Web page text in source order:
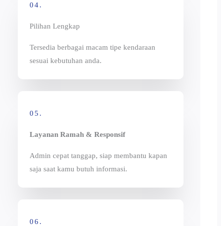
04.
Pilihan Lengkap
Tersedia berbagai macam tipe kendaraan
sesuai kebutuhan anda.
05.
Layanan Ramah & Responsif
Admin cepat tanggap, siap membantu kapan
saja saat kamu butuh informasi.
06.